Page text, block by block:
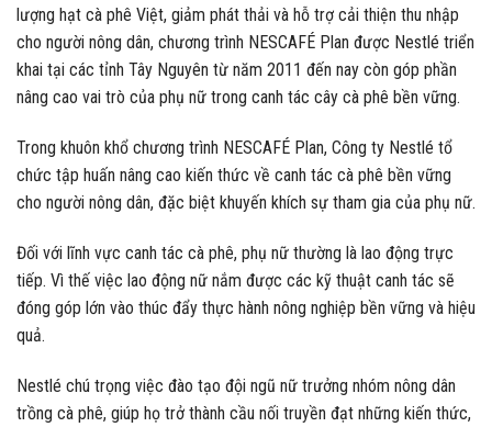
lượng hạt cà phê Việt, giảm phát thải và hỗ trợ cải thiện thu nhập
cho người nông dân, chương trình NESCAFÉ Plan được Nestlé triển
khai tại các tỉnh Tây Nguyên từ năm 2011 đến nay còn góp phần
nâng cao vai trò của phụ nữ trong canh tác cây cà phê bền vững.
Trong khuôn khổ chương trình NESCAFÉ Plan, Công ty Nestlé tổ
chức tập huấn nâng cao kiến thức về canh tác cà phê bền vững
cho người nông dân, đặc biệt khuyến khích sự tham gia của phụ nữ.
Đối với lĩnh vực canh tác cà phê, phụ nữ thường là lao động trực
tiếp. Vì thế việc lao động nữ nắm được các kỹ thuật canh tác sẽ
đóng góp lớn vào thúc đẩy thực hành nông nghiệp bền vững và hiệu
quả.
Nestlé chú trọng việc đào tạo đội ngũ nữ trưởng nhóm nông dân
trồng cà phê, giúp họ trở thành cầu nối truyền đạt những kiến thức,